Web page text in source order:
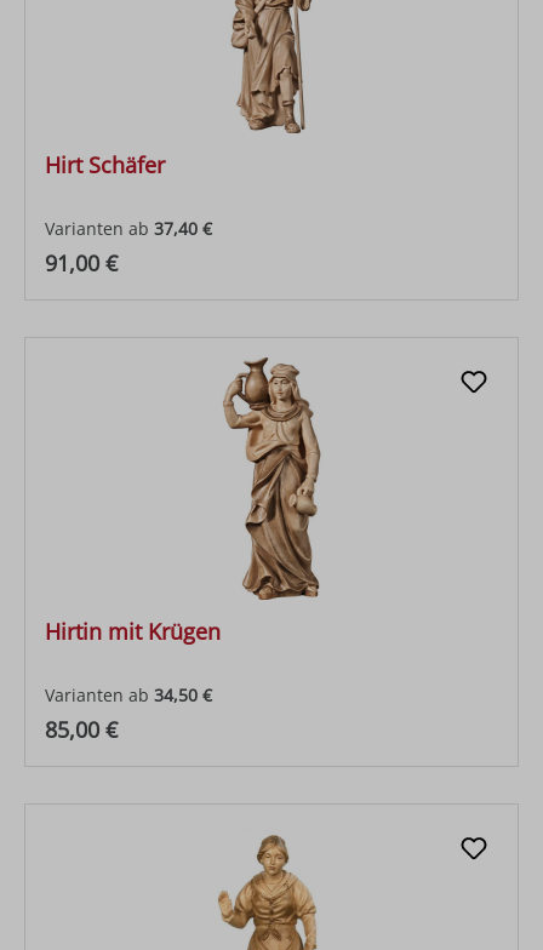
Hirt Schäfer
Varianten ab 37,40 €
Regulärer Preis:
91,00 €
Hirtin mit Krügen
Varianten ab 34,50 €
Regulärer Preis:
85,00 €